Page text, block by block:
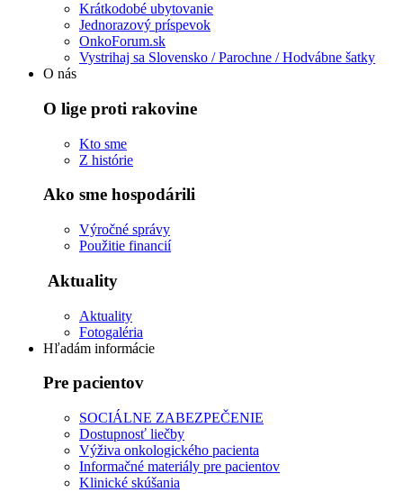
Krátkodobé ubytovanie
Jednorazový príspevok
OnkoForum.sk
Vystrihaj sa Slovensko / Parochne / Hodvábne šatky
O nás
O lige proti rakovine
Kto sme
Z histórie
Ako sme hospodárili
Výročné správy
Použitie financií
Aktuality
Aktuality
Fotogaléria
Hľadám informácie
Pre pacientov
SOCIÁLNE ZABEZPEČENIE
Dostupnosť liečby
Výživa onkologického pacienta
Informačné materiály pre pacientov
Klinické skúšania